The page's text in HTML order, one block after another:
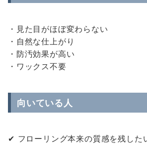
・見た目がほぼ変わらない
・自然な仕上がり
・防汚効果が高い
・ワックス不要
向いている人
✔ フローリング本来の質感を残した